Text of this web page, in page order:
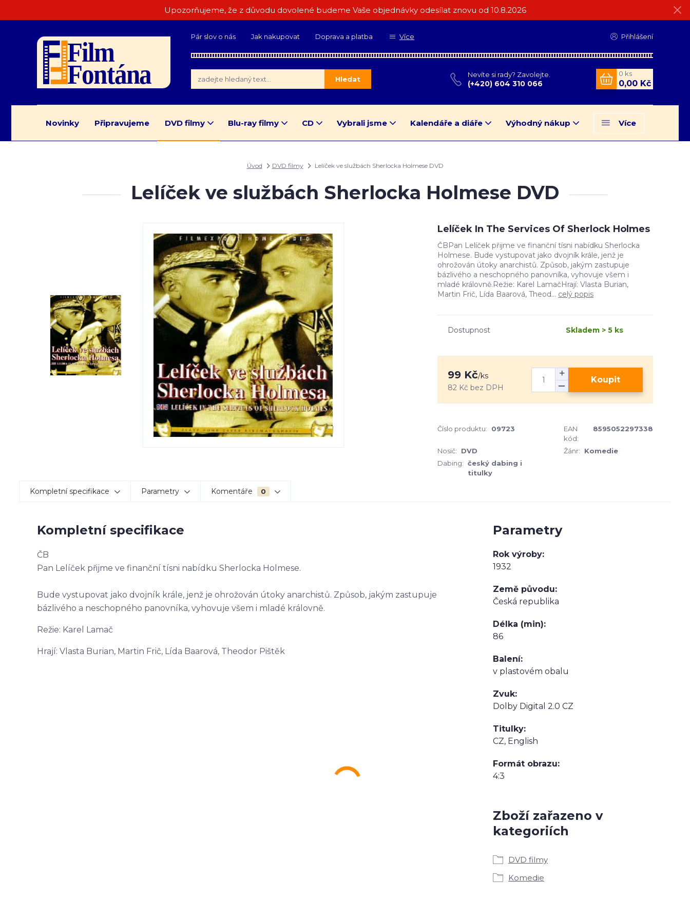
Upozorňujeme, že z důvodu dovolené budeme Vaše objednávky odesílat znovu od 10.8.2026
Pár slov o nás Jak nakupovat Doprava a platba Více Přihlášení
Hledat
Nevíte si rady? Zavolejte.
(+420) 604 310 066
0 ks
0,00 Kč
Novinky Připravujeme DVD filmy Blu-ray filmy CD Vybrali jsme Kalendáře a diáře Výhodný nákup Více
Úvod DVD filmy Lelíček ve službách Sherlocka Holmese DVD
Lelíček ve službách Sherlocka Holmese DVD
Lelíček In The Services Of Sherlock Holmes
ČBPan Lelíček přijme ve finanční tísni nabídku Sherlocka
Holmese. Bude vystupovat jako dvojník krále, jenž je
ohrožován útoky anarchistů. Způsob, jakým zastupuje
bázlivého a neschopného panovníka, vyhovuje všem i
mladé královně.Režie: Karel LamačHrají: Vlasta Burian,
Martin Frič, Lída Baarová, Theod... celý popis
Dostupnost Skladem > 5 ks
99 Kč/ks
82 Kč bez DPH
Koupit
Číslo produktu: 09723
EAN
kód:
8595052297338
Nosič: DVD Žánr:
Komedie
Dabing: český dabing i
titulky
Kompletní specifikace Parametry Komentáře 0
Kompletní specifikace
ČB
Pan Lelíček přijme ve finanční tísni nabídku Sherlocka Holmese.
Bude vystupovat jako dvojník krále, jenž je ohrožován útoky anarchistů. Způsob, jakým zastupuje
bázlivého a neschopného panovníka, vyhovuje všem i mladé královně.
Režie: Karel Lamač
Hrají: Vlasta Burian, Martin Frič, Lída Baarová, Theodor Pištěk
Parametry
Rok výroby
1932
Země původu
Česká republika
Délka (min)
86
Balení
v plastovém obalu
Zvuk
Dolby Digital 2.0 CZ
Titulky
CZ, English
Formát obrazu
4:3
Zboží zařazeno v
kategoriích
DVD filmy
Komedie